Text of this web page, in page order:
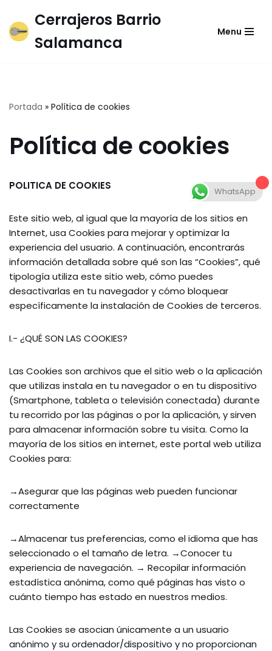
Saltar
Cerrajeros Barrio
Salamanca
Menu
Portada » Política de cookies
Política de cookies
POLITICA DE COOKIES
Este sitio web, al igual que la mayoría de los sitios en
Internet, usa Cookies para mejorar y optimizar la
experiencia del usuario. A continuación, encontrarás
información detallada sobre qué son las “Cookies”, qué
tipología utiliza este sitio web, cómo puedes
desactivarlas en tu navegador y cómo bloquear
específicamente la instalación de Cookies de terceros.
I.- ¿QUÉ SON LAS COOKIES?
Las Cookies son archivos que el sitio web o la aplicación
que utilizas instala en tu navegador o en tu dispositivo
(Smartphone, tableta o televisión conectada) durante
tu recorrido por las páginas o por la aplicación, y sirven
para almacenar información sobre tu visita. Como la
mayoría de los sitios en internet, este portal web utiliza
Cookies para:
→Asegurar que las páginas web pueden funcionar
correctamente
→Almacenar tus preferencias, como el idioma que has
seleccionado o el tamaño de letra. →Conocer tu
experiencia de navegación. → Recopilar información
estadística anónima, como qué páginas has visto o
cuánto tiempo has estado en nuestros medios.
Las Cookies se asocian únicamente a un usuario
anónimo y su ordenador/dispositivo y no proporcionan
WhatsApp